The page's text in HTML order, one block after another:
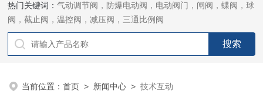
热门关键词：气动调节阀，防爆电动阀，电动阀门，闸阀，蝶阀，球
阀，截止阀，温控阀，减压阀，三通比例阀
当前位置：首页 > 新闻中心 >技术互动